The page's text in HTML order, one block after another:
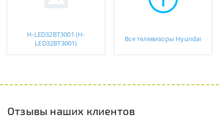
H-LED32BT3001 (H-
LED32BT3001)
Все телевизоры Hyundai
Отзывы наших клиентов